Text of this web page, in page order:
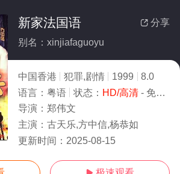
 分享
新家法国语
别名：xinjiafaguoyu
中国香港 犯罪,剧情 1999
8.0
语言： 粤语 状态： HD/高清- 免费在线观看
导演： 郑伟文
主演： 古天乐,方中信,杨恭如
更新时间： 2025-08-15